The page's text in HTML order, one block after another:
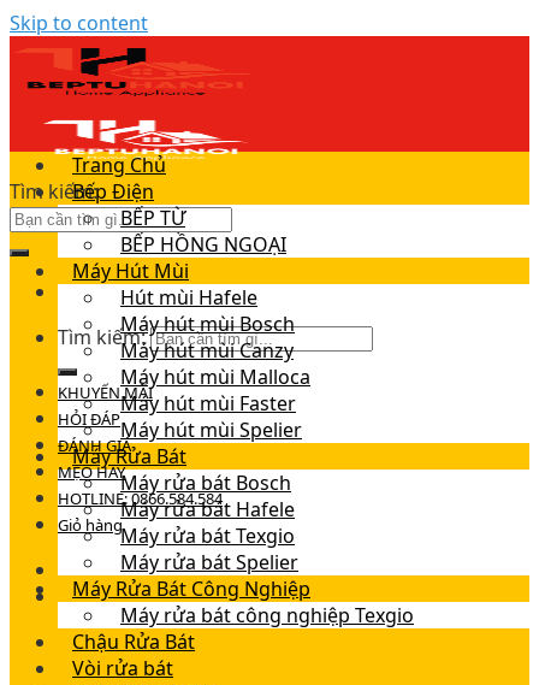
Skip to content
Tìm kiếm:
Tìm kiếm:
KHUYẾN MÃI
HỎI ĐÁP
ĐÁNH GIÁ
MẸO HAY
HOTLINE: 0866.584.584
Giỏ hàng
Trang Chủ
Bếp Điện
BẾP TỪ
BẾP HỒNG NGOẠI
Máy Hút Mùi
Hút mùi Hafele
Máy hút mùi Bosch
Máy hút mùi Canzy
Máy hút mùi Malloca
Máy hút mùi Faster
Máy hút mùi Spelier
Máy Rửa Bát
Máy rửa bát Bosch
Máy rửa bát Hafele
Máy rửa bát Texgio
Máy rửa bát Spelier
Máy Rửa Bát Công Nghiệp
Máy rửa bát công nghiệp Texgio
Chậu Rửa Bát
Vòi rửa bát